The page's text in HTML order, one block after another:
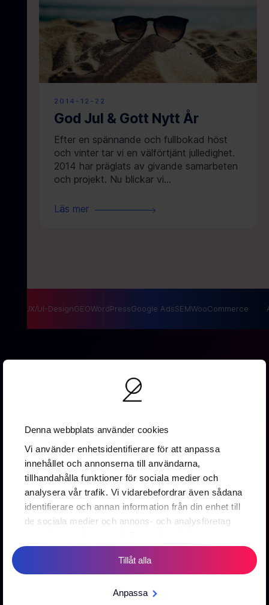
Denna webbplats använder cookies
Vi använder enhetsidentifierare för att anpassa
innehållet och annonserna till användarna,
tillhandahålla funktioner för sociala medier och
analysera vår trafik. Vi vidarebefordrar även sådana
identifierare och annan information från din enhet till
de sociala medier och annons- och analysföretag
kombinera informationen med annan information
som du har tillhandahållit eller som de har samlat in
Tillåt alla
Anpassa
2014-12-22
God Jul & Gott Nytt År
Efter en spännande och fullbokad höst
och vinter tar vi en välförtjänt julledighet.
2014 har präglats av givande samarbeten
och projekt. Nu blickar vi...
Läs mer
UX/UI-DesignGEOWordPressGoogle AdsSEMWooCommerce
411 16 Göteborg
0737 16 67 88
info@2creative.se
Prenumerera på vårt nyhetsbrev